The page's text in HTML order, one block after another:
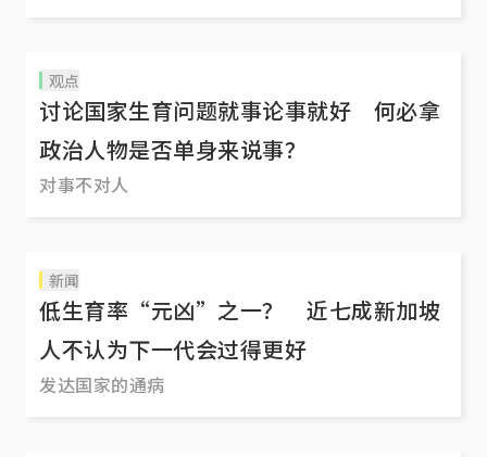
观点
讨论国家生育问题就事论事就好 何必拿
政治人物是否单身来说事？
对事不对人
新闻
低生育率“元凶”之一？ 近七成新加坡
人不认为下一代会过得更好
发达国家的通病